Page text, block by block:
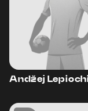
Andžej